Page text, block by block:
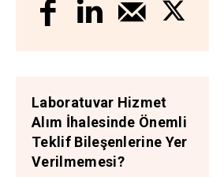
Laboratuvar Hizmet
Alım İhalesinde Önemli
Teklif Bileşenlerine Yer
Verilmemesi?